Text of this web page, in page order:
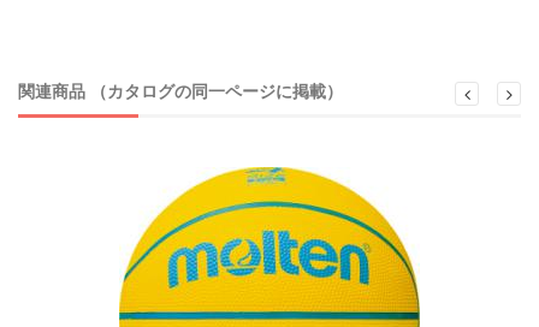
関連商品 （カタログの同一ページに掲載）